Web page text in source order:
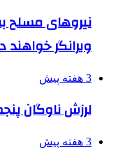
نیروهای
ویرانگر خواهند
3 هفته پیش
لرزش ناوگان
3 هفته پیش